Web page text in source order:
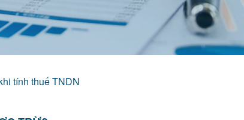
tính thuế TNDN